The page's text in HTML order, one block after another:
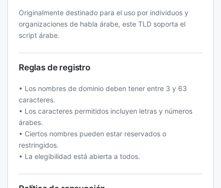
Originalmente destinado para el uso por individuos y
organizaciones de habla árabe, este TLD soporta el
script árabe.
Reglas de registro
• Los nombres de dominio deben tener entre 3 y 63
caracteres.
• Los caracteres permitidos incluyen letras y números
árabes.
• Ciertos nombres pueden estar reservados o
restringidos.
• La elegibilidad está abierta a todos.